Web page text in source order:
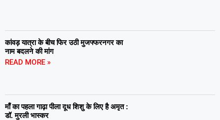
कांवड़ यात्रा के बीच फिर उठी मुजफ्फरनगर का
नाम बदलने की मांग
READ MORE »
माँ का पहला गाढ़ा पीला दूध शिशु के लिए है अमृत :
डॉ. मुरली भास्कर